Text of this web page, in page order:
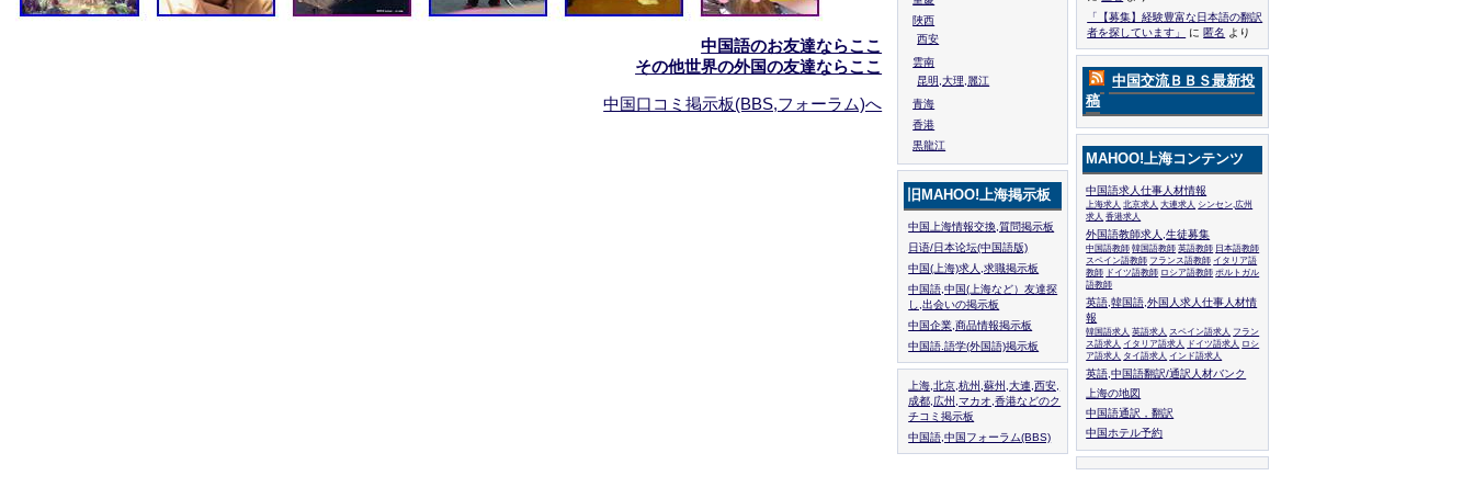
中国語のお友達ならここ
その他世界の外国の友達ならここ
中国口コミ掲示板(BBS,フォーラム)へ
陜西
西安
雲南
昆明,大理,麗江
青海
香港
黒龍江
旧MAHOO!上海掲示板
中国上海情報交換,質問掲示板
日语/日本论坛(中国語版)
中国(上海)求人,求職掲示板
中国語,中国(上海など）友達探
し,出会いの掲示板
中国企業,商品情報掲示板
中国語.語学(外国語)掲示板
上海,北京,杭州,蘇州,大連,西安,
成都,広州,マカオ,香港などのク
チコミ掲示板
中国語,中国フォーラム(BBS)
「【募集】経験豊富な日本語の翻訳
者を探しています」
に 匿名 より
中国交流ＢＢＳ最新投
稿
MAHOO!上海コンテンツ
中国語求人仕事人材情報
上海求人 北京求人 大連求人 シンセン,広州
求人 香港求人
外国語教師求人,生徒募集
中国語教師 韓国語教師 英語教師 日本語教師
スペイン語教師 フランス語教師 イタリア語
教師 ドイツ語教師 ロシア語教師 ポルトガル
語教師
英語,韓国語,外国人求人仕事人材情
報
韓国語求人 英語求人 スペイン語求人 フラン
ス語求人 イタリア語求人 ドイツ語求人 ロシ
ア語求人 タイ語求人 インド語求人
英語,中国語翻訳/通訳人材バンク
上海の地図
中国語通訳，翻訳
中国ホテル予約